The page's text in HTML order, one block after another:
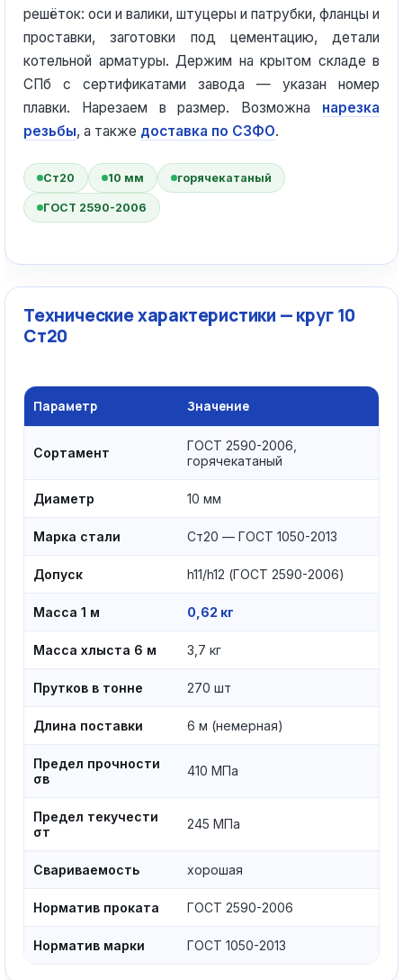
решёток: оси и валики, штуцеры и патрубки, фланцы и
проставки, заготовки под цементацию, детали
котельной арматуры. Держим на крытом складе в
СПб с сертификатами завода — указан номер
плавки. Нарезаем в размер. Возможна нарезка
резьбы, а также доставка по СЗФО.
Ст20 10 мм горячекатаный
ГОСТ 2590-2006
Технические характеристики — круг 10
Ст20
Параметр Значение
Сортамент
ГОСТ 2590-2006,
горячекатаный
Диаметр 10 мм
Марка стали Ст20 — ГОСТ 1050-2013
Допуск h11/h12 (ГОСТ 2590-2006)
Масса 1 м 0,62 кг
Масса хлыста 6 м 3,7 кг
Прутков в тонне 270 шт
Длина поставки 6 м (немерная)
Предел прочности
σв
410 МПа
Предел текучести
σт
245 МПа
Свариваемость хорошая
Норматив проката ГОСТ 2590-2006
Норматив марки ГОСТ 1050-2013